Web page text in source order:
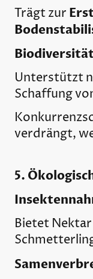
Trägt zur
Unterstützt
Schaffung
verdrängt,
5.
Bietet